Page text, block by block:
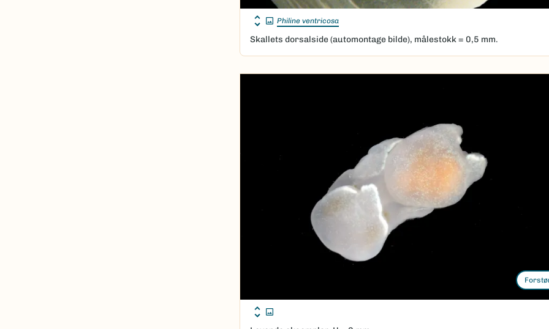
Philine ventricosa
Skallets dorsalside (automontage bilde), målestokk = 0,5 mm.